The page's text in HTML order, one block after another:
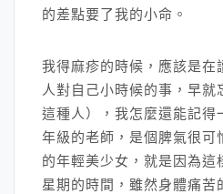
的差點要了我的小命。
我得麻疹的時候，應該是在
人對自己小時候的事，早就
這種人），我怎麼還能記得
年級的老師，是個脾氣很可
的年輕美少女，就是因為這
星期的時間，雖然身體痛苦